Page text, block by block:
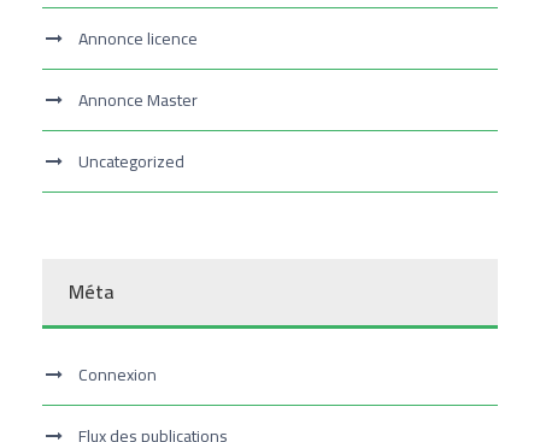
Annonce licence
Annonce Master
Uncategorized
Méta
Connexion